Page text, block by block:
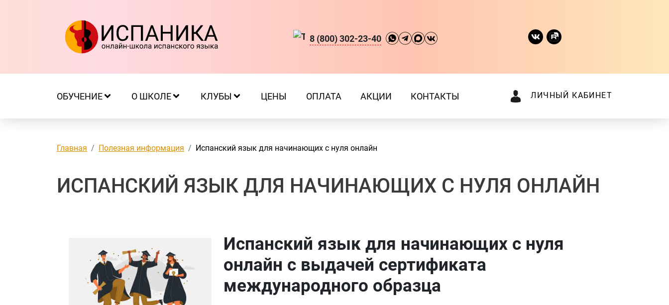
8 (800) 302-23-40
ОБУЧЕНИЕ О ШКОЛЕ КЛУБЫ ЦЕНЫ ОПЛАТА АКЦИИ КОНТАКТЫ ЛИЧНЫЙ КАБИНЕТ
Главная Полезная информация Испанский язык для начинающих с нуля онлайн
ИСПАНСКИЙ ЯЗЫК ДЛЯ НАЧИНАЮЩИХ С НУЛЯ ОНЛАЙН
Испанский язык для начинающих с нуля
онлайн с выдачей сертификата
международного образца